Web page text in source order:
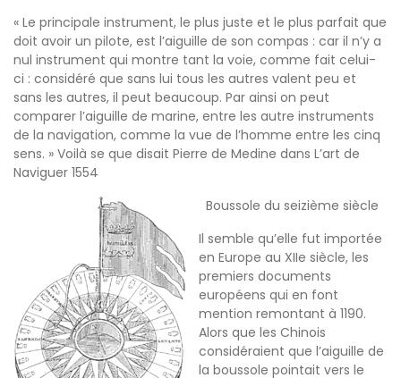
« Le principale instrument, le plus juste et le plus parfait que
doit avoir un pilote, est l’aiguille de son compas : car il n’y a
nul instrument qui montre tant la voie, comme fait celui-
ci : considéré que sans lui tous les autres valent peu et
sans les autres, il peut beaucoup. Par ainsi on peut
comparer l’aiguille de marine, entre les autre instruments
de la navigation, comme la vue de l’homme entre les cinq
sens. » Voilà se que disait Pierre de Medine dans L’art de
Naviguer 1554
Boussole du seizième siècle
Il semble qu’elle fut importée
en Europe au XIIe siècle, les
premiers documents
européens qui en font
mention remontant à 1190.
Alors que les Chinois
considéraient que l’aiguille de
la boussole pointait vers le